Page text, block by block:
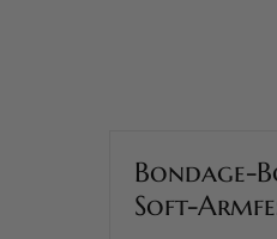
Bondage-
Soft-